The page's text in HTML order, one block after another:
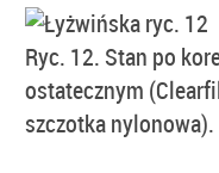
Ryc. 12. Stan po
ostatecznym
szczotka nylonowa).